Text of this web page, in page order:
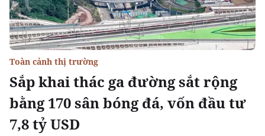
Sắp khai thác ga đường sắt rộng
bằng 170 sân bóng đá, vốn đầu tư
7,8 tỷ USD
Toàn cảnh thị trường